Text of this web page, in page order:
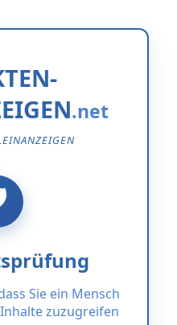
Sie ein Mensch
zuzugreifen